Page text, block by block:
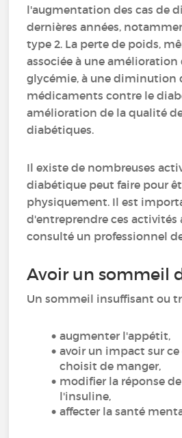
l'augmentation des cas de
dernières années,
type 2. La perte de poids,
associée à une
glycémie, à une diminution
médicaments contre le
amélioration de la qualité
diabétiques.
Il existe de nombreuses
diabétique peut faire pour
physiquement. Il est
d'entreprendre ces activités
consulté un professionnel
Avoir un sommeil
Un sommeil insuffisant ou
augmenter l'appétit,
avoir un impact sur
choisit de manger,
modifier la réponse
l'insuline,
affecter la santé